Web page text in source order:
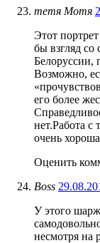
тетя Мотя
Этот
бы взгляд со
Белоруссии,
Возможно,
его более
нет.Работа с
очень
Оценить
Boss
У этого
несмотря на